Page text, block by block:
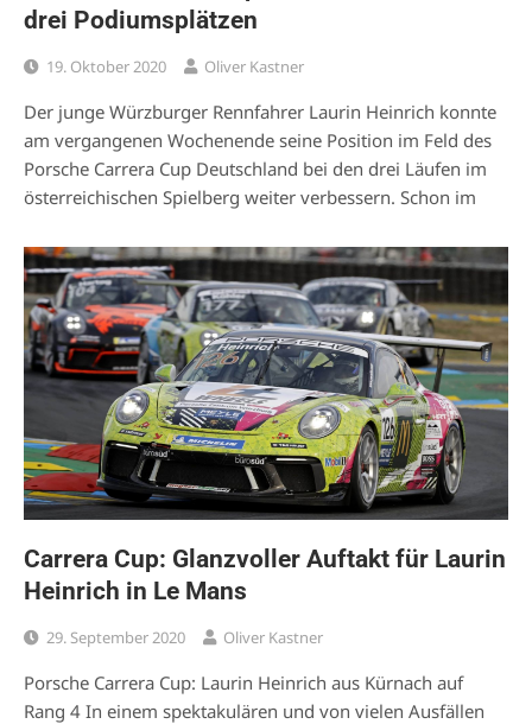
drei Podiumsplätzen
19. Oktober 2020 Oliver Kastner
Der junge Würzburger Rennfahrer Laurin Heinrich konnte
am vergangenen Wochenende seine Position im Feld des
Porsche Carrera Cup Deutschland bei den drei Läufen im
österreichischen Spielberg weiter verbessern. Schon im
Carrera Cup: Glanzvoller Auftakt für Laurin
Heinrich in Le Mans
29. September 2020 Oliver Kastner
Porsche Carrera Cup: Laurin Heinrich aus Kürnach auf
Rang 4 In einem spektakulären und von vielen Ausfällen